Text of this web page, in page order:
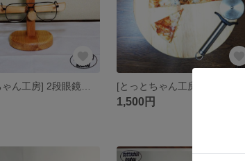
1,500円